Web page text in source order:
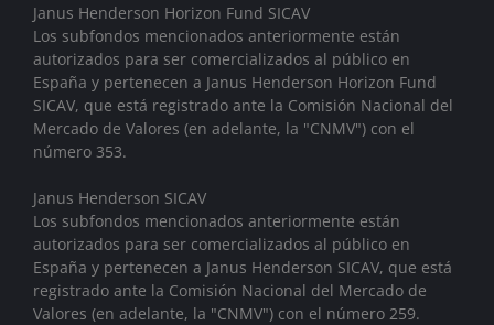
Janus Henderson Horizon Fund SICAV
Los subfondos mencionados anteriormente están
autorizados para ser comercializados al público en
España y pertenecen a Janus Henderson Horizon Fund
SICAV, que está registrado ante la Comisión Nacional del
Mercado de Valores (en adelante, la "CNMV") con el
número 353.
Janus Henderson SICAV
Los subfondos mencionados anteriormente están
autorizados para ser comercializados al público en
España y pertenecen a Janus Henderson SICAV, que está
registrado ante la Comisión Nacional del Mercado de
Valores (en adelante, la "CNMV") con el número 259.